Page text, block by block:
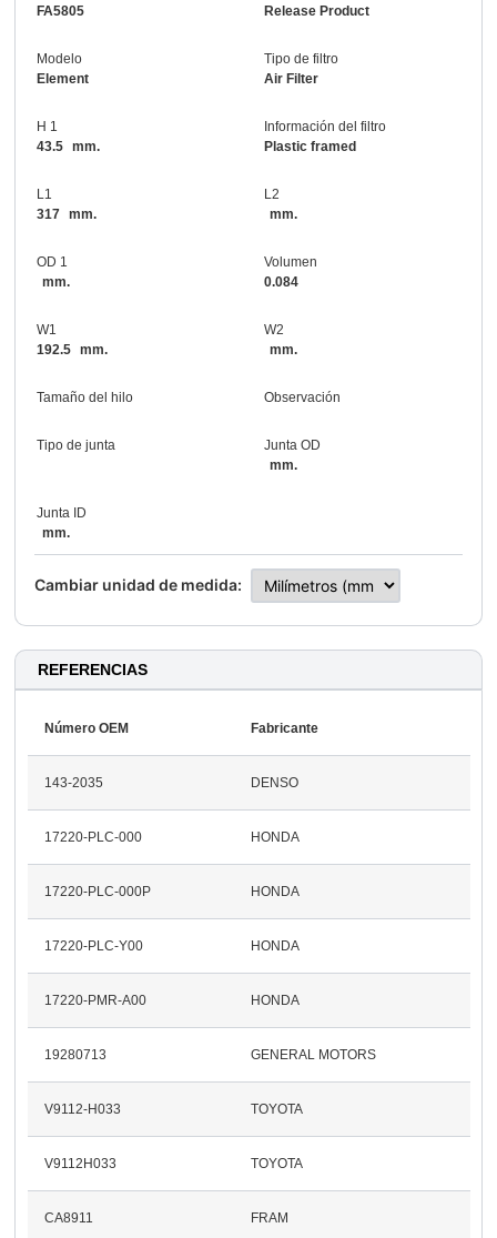
FA5805
Release Product
Modelo
Element
Tipo de filtro
Air Filter
H 1
43.5 mm.
Información del filtro
Plastic framed
L1
317 mm.
L2
mm.
OD 1
mm.
Volumen
0.084
W1
192.5 mm.
W2
mm.
Tamaño del hilo Observación
Tipo de junta
Junta OD
mm.
Junta ID
mm.
Cambiar unidad de medida:
REFERENCIAS
Número OEM Fabricante
143-2035 DENSO
17220-PLC-000 HONDA
17220-PLC-000P HONDA
17220-PLC-Y00 HONDA
17220-PMR-A00 HONDA
19280713 GENERAL MOTORS
V9112-H033 TOYOTA
V9112H033 TOYOTA
CA8911 FRAM